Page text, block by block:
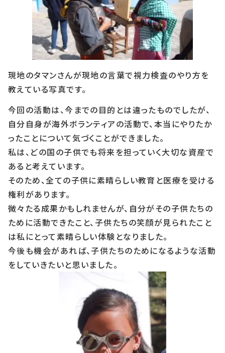
現地のタマンさんが現地の言葉で視力検査のやり方を
教えている写真です。
今回の活動は、今までの目的とは違ったものでしたが、
自分自身が海外ボランティアの活動で、本当にやりたか
ったことについて気づくことができました。
私は、どの国の子供でも将来を担っていく大切な資産で
あると考えています。
そのため、全ての子供に素晴らしい教育と医療を受ける
権利があります。
微々たる成果かもしれませんが、自分がその子供たちの
ために活動できたこと、子供たちの笑顔が見られたこと
は私にとって素晴らしい体験となりました。
今後も機会があれば、子供たちのためになるような活動
をしていきたいと思いました。